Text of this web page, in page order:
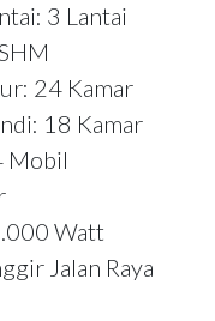
3 Lantai
24 Kamar
18 Kamar
Mobil
Watt
Jalan Raya